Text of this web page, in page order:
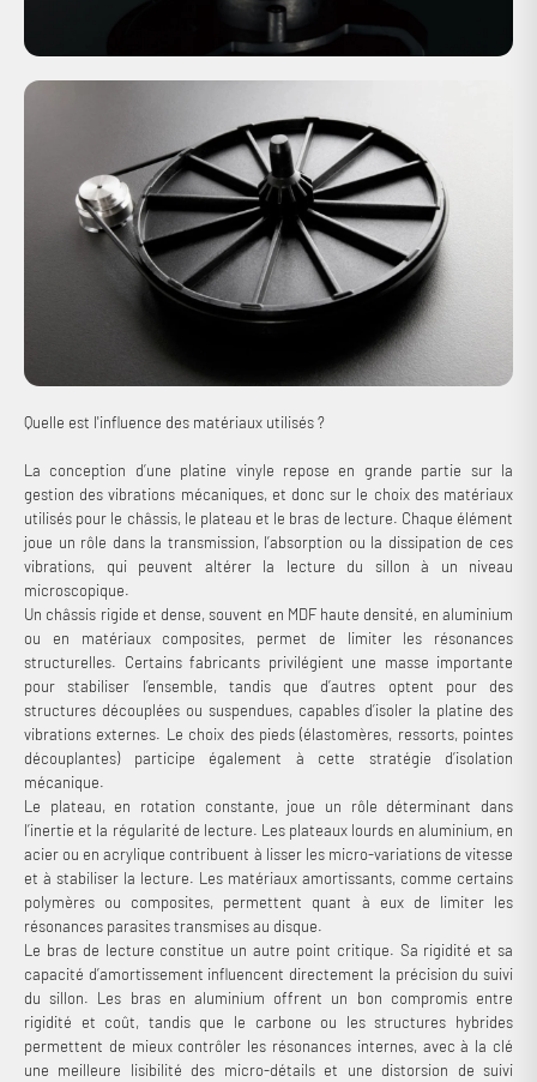
Quelle est l'influence des matériaux utilisés ?
La conception d’une platine vinyle repose en grande partie sur la
gestion des vibrations mécaniques, et donc sur le choix des matériaux
utilisés pour le châssis, le plateau et le bras de lecture. Chaque élément
joue un rôle dans la transmission, l’absorption ou la dissipation de ces
vibrations, qui peuvent altérer la lecture du sillon à un niveau
microscopique.
Un châssis rigide et dense, souvent en MDF haute densité, en aluminium
ou en matériaux composites, permet de limiter les résonances
structurelles. Certains fabricants privilégient une masse importante
pour stabiliser l’ensemble, tandis que d’autres optent pour des
structures découplées ou suspendues, capables d’isoler la platine des
vibrations externes. Le choix des pieds (élastomères, ressorts, pointes
découplantes) participe également à cette stratégie d’isolation
mécanique.
Le plateau, en rotation constante, joue un rôle déterminant dans
l’inertie et la régularité de lecture. Les plateaux lourds en aluminium, en
acier ou en acrylique contribuent à lisser les micro-variations de vitesse
et à stabiliser la lecture. Les matériaux amortissants, comme certains
polymères ou composites, permettent quant à eux de limiter les
résonances parasites transmises au disque.
Le bras de lecture constitue un autre point critique. Sa rigidité et sa
capacité d’amortissement influencent directement la précision du suivi
du sillon. Les bras en aluminium offrent un bon compromis entre
rigidité et coût, tandis que le carbone ou les structures hybrides
permettent de mieux contrôler les résonances internes, avec à la clé
une meilleure lisibilité des micro-détails et une distorsion de suivi